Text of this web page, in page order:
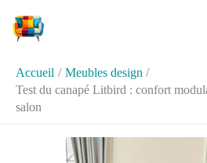
Accueil
Meubles design
Test du canapé Litbird : confort
salon